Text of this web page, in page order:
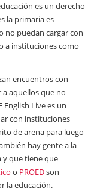
es un derecho
la primaria es
no puedan cargar con
a instituciones como
encuentros con
a aquellos que no
English Live es un
con instituciones
de arena para luego
hay gente a la
y que tiene que
o PROEDson
la educación.